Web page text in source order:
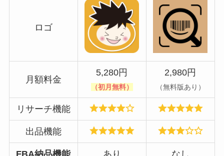
ロゴ
月額料金
5,280円
（初月無料）
2,980円
（無料版あり）
リサーチ機能
出品機能
FBA納品機能 あり なし